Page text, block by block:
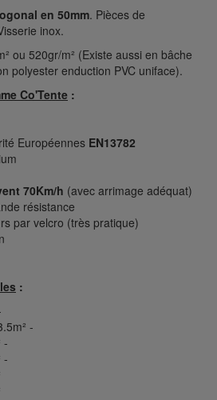
en 50mm. Pièces de
inox.
ou 520gr/m² (Existe aussi en bâche
polyester enduction PVC uniface).
Co'Tente :
Européennes EN13782
70Km/h (avec arrimage adéquat)
résistance
par velcro (très pratique)
:
-
-
-